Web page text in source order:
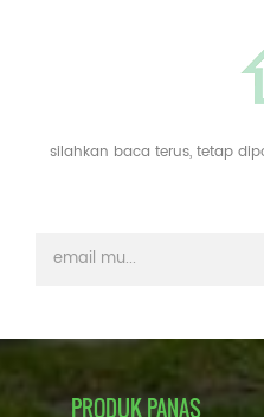
silahkan baca terus, tetap
PRODUK PANAS